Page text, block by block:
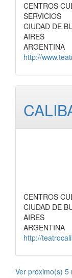
CENTROS
SERVICIOS
CIUDAD DE
AIRES
ARGENTINA
http://
CENTROS
CIUDAD DE
AIRES
ARGENTINA
http://
Ver próximo(s) 5